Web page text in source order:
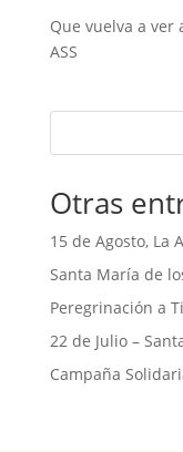
Que vuelva a ver
ASS
Otras
15 de Agosto, La
Santa María de
Peregrinación a
22 de Julio –
Campaña